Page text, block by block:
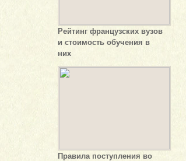
Рейтинг французских вузов
и стоимость обучения в
них
Правила поступления во